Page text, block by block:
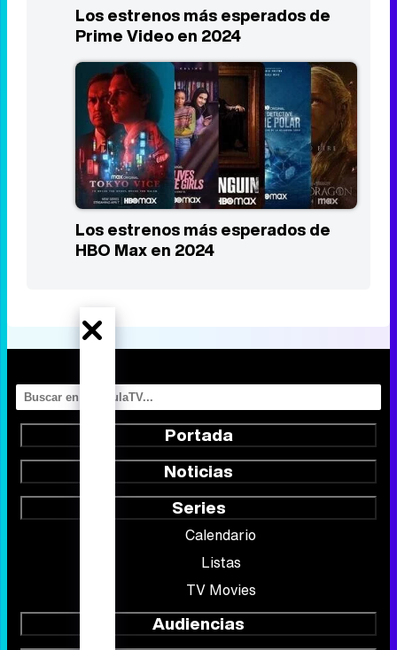
Los estrenos más esperados de
Prime Video en 2024
Los estrenos más esperados de
HBO Max en 2024
Portada
Noticias
Series
Calendario
Listas
TV Movies
Audiencias